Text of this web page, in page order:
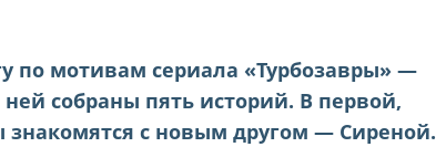
по мотивам сериала «Турбозавры» —
ней собраны пять историй. В первой,
знакомятся с новым другом — Сиреной.